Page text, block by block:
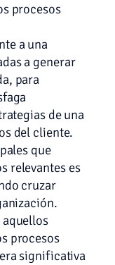
procesos
a una
a generar
para
de una
del cliente.
que
relevantes es
cruzar
aquellos
procesos
significativa